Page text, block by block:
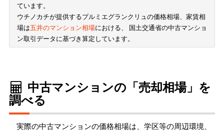
ています。
ウチノカチが提供するプルミエグランクリュの価格相場、家賃相
場は五井のマンション相場における、 国土交通省の中古マンショ
ン取引データに基づき算定しています。
中古マンションの「売却相場」を
調べる
実際の中古マンションの価格相場は、学区等の周辺環境、